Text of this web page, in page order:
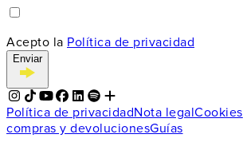
Acepto la Política de privacidad
Enviar
Política de privacidadNota legalCookies
compras y devolucionesGuías